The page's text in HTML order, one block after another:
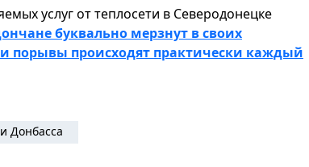
услуг от теплосети в Северодонецке
буквально мерзнут в своих
порывы происходят практически каждый
Донбасса